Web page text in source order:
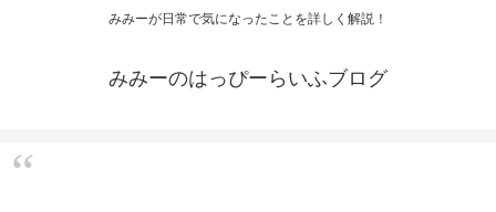
みみーが日常で気になったことを詳しく解説！
みみーのはっぴーらいふブログ